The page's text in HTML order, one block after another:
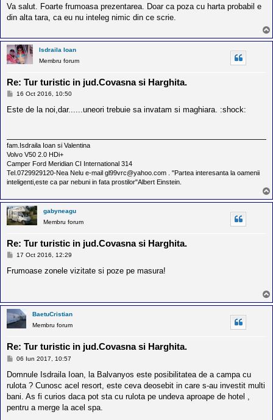
s
j
Va salut. Foarte frumoasa prezentarea. Doar ca poza cu harta probabil e
din alta tara, ca eu nu inteleg nimic din ce scrie.
Isdraila Ioan
Membru forum
Re: Tur turistic in jud.Covasna si Harghita.
M
s
16 Oct 2016, 10:50
Este de la noi,dar......uneori trebuie sa invatam si maghiara. :shock:
fam.Isdraila Ioan si Valentina
Volvo V50 2.0 HDi+
Camper Ford Meridian CI International 314
Tel.0729929120-Nea Nelu e-mail gl99vrc@yahoo.com . "Partea interesanta la oamenii
inteligenti,este ca par nebuni in fata prostilor"Albert Einstein.
gabyneagu
Membru forum
Re: Tur turistic in jud.Covasna si Harghita.
M
s
17 Oct 2016, 12:29
Frumoase zonele vizitate si poze pe masura!
BaetuCristian
Membru forum
Re: Tur turistic in jud.Covasna si Harghita.
M
s
j
06 Iun 2017, 10:57
Domnule Isdraila Ioan, la Balvanyos este posibilitatea de a campa cu
rulota ? Cunosc acel resort, este ceva deosebit in care s-au investit multi
bani. As fi curios daca pot sta cu rulota pe undeva aproape de hotel ,
pentru a merge la acel spa.